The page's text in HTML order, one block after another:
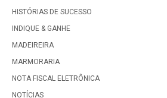
HISTÓRIAS DE SUCESSO
INDIQUE & GANHE
MADEIREIRA
MARMORARIA
NOTA FISCAL ELETRÔNICA
NOTÍCIAS